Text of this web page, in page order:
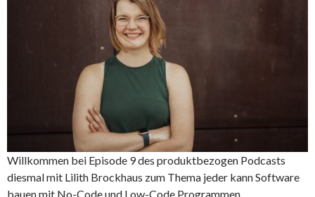
Willkommen bei Episode 9 des produktbezogen Podcasts
diesmal mit Lilith Brockhaus zum Thema jeder kann Software
bauen mit No-Code und Low-Code Programmen